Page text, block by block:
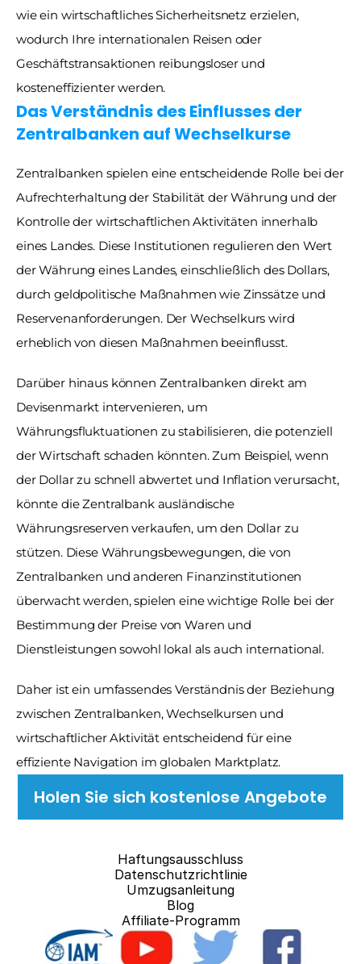
wie ein wirtschaftliches Sicherheitsnetz erzielen,
wodurch Ihre internationalen Reisen oder
Geschäftstransaktionen reibungsloser und
kosteneffizienter werden.
Das Verständnis des Einflusses der
Zentralbanken auf Wechselkurse
Zentralbanken spielen eine entscheidende Rolle bei der
Aufrechterhaltung der Stabilität der Währung und der
Kontrolle der wirtschaftlichen Aktivitäten innerhalb
eines Landes. Diese Institutionen regulieren den Wert
der Währung eines Landes, einschließlich des Dollars,
durch geldpolitische Maßnahmen wie Zinssätze und
Reservenanforderungen. Der Wechselkurs wird
erheblich von diesen Maßnahmen beeinflusst.
Darüber hinaus können Zentralbanken direkt am
Devisenmarkt intervenieren, um
Währungsfluktuationen zu stabilisieren, die potenziell
der Wirtschaft schaden könnten. Zum Beispiel, wenn
der Dollar zu schnell abwertet und Inflation verursacht,
könnte die Zentralbank ausländische
Währungsreserven verkaufen, um den Dollar zu
stützen. Diese Währungsbewegungen, die von
Zentralbanken und anderen Finanzinstitutionen
überwacht werden, spielen eine wichtige Rolle bei der
Bestimmung der Preise von Waren und
Dienstleistungen sowohl lokal als auch international.
Daher ist ein umfassendes Verständnis der Beziehung
zwischen Zentralbanken, Wechselkursen und
wirtschaftlicher Aktivität entscheidend für eine
effiziente Navigation im globalen Marktplatz.
Holen Sie sich kostenlose Angebote
Haftungsausschluss
Datenschutzrichtlinie
Umzugsanleitung
Blog
Affiliate-Programm